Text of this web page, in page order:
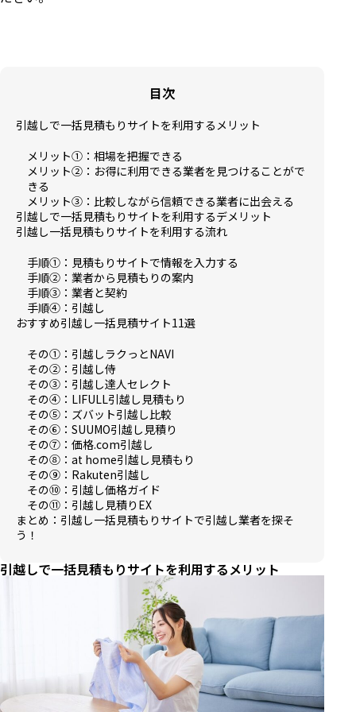
目次
引越しで一括見積もりサイトを利用するメリット
メリット①：相場を把握できる
メリット②：お得に利用できる業者を見つけることがで
きる
メリット③：比較しながら信頼できる業者に出会える
引越しで一括見積もりサイトを利用するデメリット
引越し一括見積もりサイトを利用する流れ
手順①：見積もりサイトで情報を入力する
手順②：業者から見積もりの案内
手順③：業者と契約
手順④：引越し
おすすめ引越し一括見積サイト11選
その①：引越しラクっとNAVI
その②：引越し侍
その③：引越し達人セレクト
その④：LIFULL引越し見積もり
その⑤：ズバット引越し比較
その⑥：SUUMO引越し見積り
その⑦：価格.com引越し
その⑧：at home引越し見積もり
その⑨：Rakuten引越し
その➉：引越し価格ガイド
その⑪：引越し見積りEX
まとめ：引越し一括見積もりサイトで引越し業者を探そ
う！
引越しで一括見積もりサイトを利用するメリット